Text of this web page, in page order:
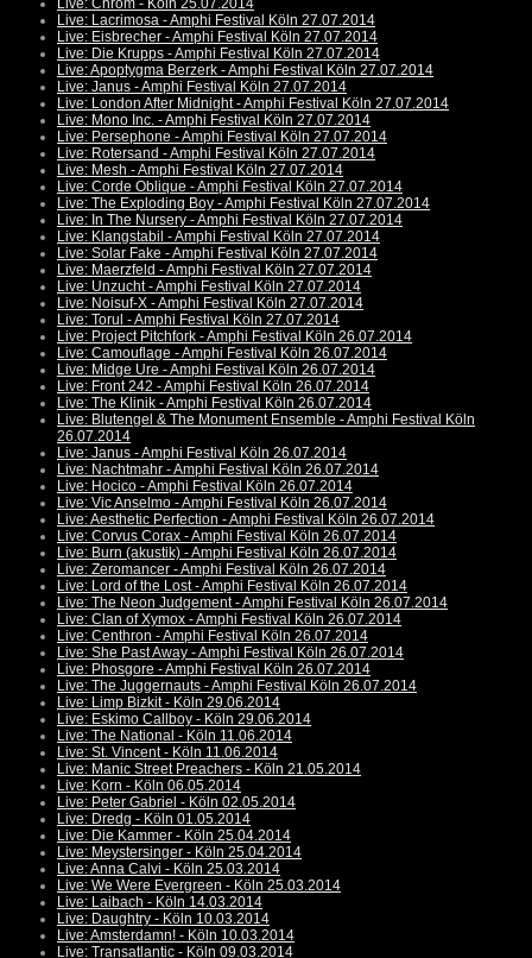
Live: Chrom - Köln 25.07.2014
Live: Lacrimosa - Amphi Festival Köln 27.07.2014
Live: Eisbrecher - Amphi Festival Köln 27.07.2014
Live: Die Krupps - Amphi Festival Köln 27.07.2014
Live: Apoptygma Berzerk - Amphi Festival Köln 27.07.2014
Live: Janus - Amphi Festival Köln 27.07.2014
Live: London After Midnight - Amphi Festival Köln 27.07.2014
Live: Mono Inc. - Amphi Festival Köln 27.07.2014
Live: Persephone - Amphi Festival Köln 27.07.2014
Live: Rotersand - Amphi Festival Köln 27.07.2014
Live: Mesh - Amphi Festival Köln 27.07.2014
Live: Corde Oblique - Amphi Festival Köln 27.07.2014
Live: The Exploding Boy - Amphi Festival Köln 27.07.2014
Live: In The Nursery - Amphi Festival Köln 27.07.2014
Live: Klangstabil - Amphi Festival Köln 27.07.2014
Live: Solar Fake - Amphi Festival Köln 27.07.2014
Live: Maerzfeld - Amphi Festival Köln 27.07.2014
Live: Unzucht - Amphi Festival Köln 27.07.2014
Live: Noisuf-X - Amphi Festival Köln 27.07.2014
Live: Torul - Amphi Festival Köln 27.07.2014
Live: Project Pitchfork - Amphi Festival Köln 26.07.2014
Live: Camouflage - Amphi Festival Köln 26.07.2014
Live: Midge Ure - Amphi Festival Köln 26.07.2014
Live: Front 242 - Amphi Festival Köln 26.07.2014
Live: The Klinik - Amphi Festival Köln 26.07.2014
Live: Blutengel & The Monument Ensemble - Amphi Festival Köln
26.07.2014
Live: Janus - Amphi Festival Köln 26.07.2014
Live: Nachtmahr - Amphi Festival Köln 26.07.2014
Live: Hocico - Amphi Festival Köln 26.07.2014
Live: Vic Anselmo - Amphi Festival Köln 26.07.2014
Live: Aesthetic Perfection - Amphi Festival Köln 26.07.2014
Live: Corvus Corax - Amphi Festival Köln 26.07.2014
Live: Burn (akustik) - Amphi Festival Köln 26.07.2014
Live: Zeromancer - Amphi Festival Köln 26.07.2014
Live: Lord of the Lost - Amphi Festival Köln 26.07.2014
Live: The Neon Judgement - Amphi Festival Köln 26.07.2014
Live: Clan of Xymox - Amphi Festival Köln 26.07.2014
Live: Centhron - Amphi Festival Köln 26.07.2014
Live: She Past Away - Amphi Festival Köln 26.07.2014
Live: Phosgore - Amphi Festival Köln 26.07.2014
Live: The Juggernauts - Amphi Festival Köln 26.07.2014
Live: Limp Bizkit - Köln 29.06.2014
Live: Eskimo Callboy - Köln 29.06.2014
Live: The National - Köln 11.06.2014
Live: St. Vincent - Köln 11.06.2014
Live: Manic Street Preachers - Köln 21.05.2014
Live: Korn - Köln 06.05.2014
Live: Peter Gabriel - Köln 02.05.2014
Live: Dredg - Köln 01.05.2014
Live: Die Kammer - Köln 25.04.2014
Live: Meystersinger - Köln 25.04.2014
Live: Anna Calvi - Köln 25.03.2014
Live: We Were Evergreen - Köln 25.03.2014
Live: Laibach - Köln 14.03.2014
Live: Daughtry - Köln 10.03.2014
Live: Amsterdamn! - Köln 10.03.2014
Live: Transatlantic - Köln 09.03.2014